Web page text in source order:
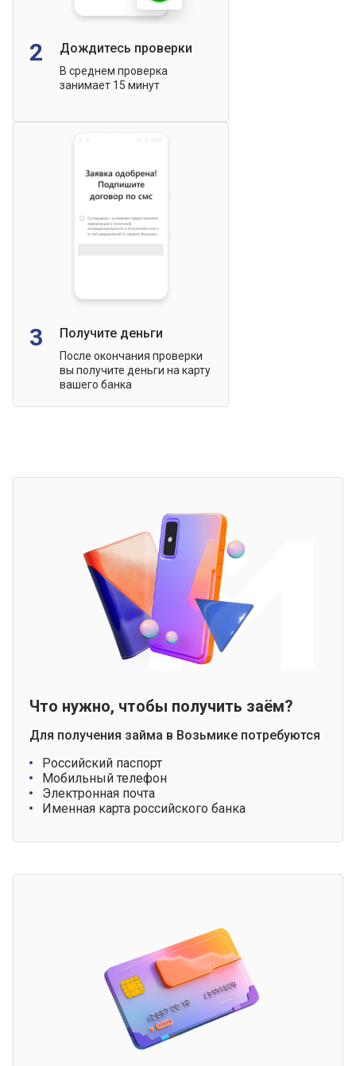
2 Дождитесь проверки
В среднем проверка
занимает 15 минут
3 Получите деньги
После окончания проверки
вы получите деньги на карту
вашего банка
Что нужно, чтобы получить заём?
Для получения займа в Возьмике потребуются
Российский паспорт
Мобильный телефон
Электронная почта
Именная карта российского банка